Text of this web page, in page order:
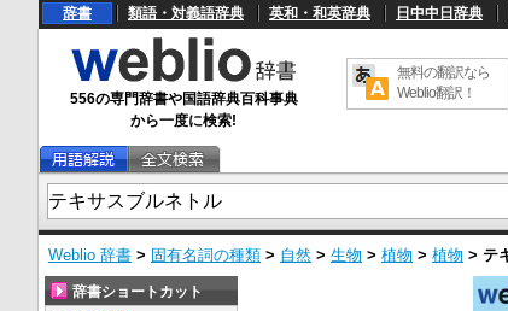
辞書 類語・対義語辞典 英和・和英辞典 日中中日辞典
556の専門辞書や国語辞典百科事典
から一度に検索!
無料の翻訳なら
Weblio翻訳！
Weblio 辞書 > 固有名詞の種類 > 自然 > 生物 > 植物 > 植物 > テ
辞書ショートカット